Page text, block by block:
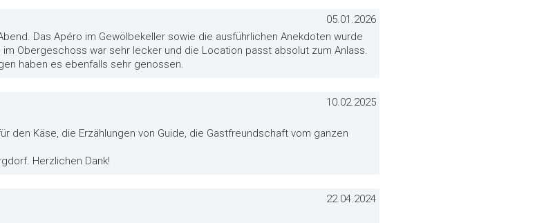
05.01.2026
Das Apéro im Gewölbekeller sowie die ausführlichen Anekdoten wurde
Obergeschoss war sehr lecker und die Location passt absolut zum Anlass.
haben es ebenfalls sehr genossen.
10.02.2025
den Käse, die Erzählungen von Guide, die Gastfreundschaft vom ganzen
Herzlichen Dank!
22.04.2024